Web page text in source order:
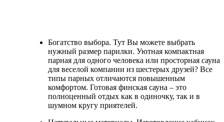
Богатство выбора. Тут Вы можете выбрать
нужный размер парилки. Уютная компактная
парная для одного человека или просторная сауна
для веселой компании из шестерых друзей? Все
типы парных отличаются повышенным
комфортом. Готовая финская сауна – это
полноценный отдых как в одиночку, так и в
шумном кругу приятелей.